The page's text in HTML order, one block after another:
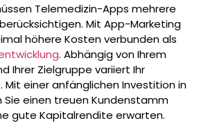
Telemedizin-Apps mehrere
Mit App-Marketing
höhere Kosten verbunden als
. Abhängig von Ihrem
Ihrer Zielgruppe variiert Ihr
einer anfänglichen Investition in
Sie einen treuen Kundenstamm
gute Kapitalrendite erwarten.